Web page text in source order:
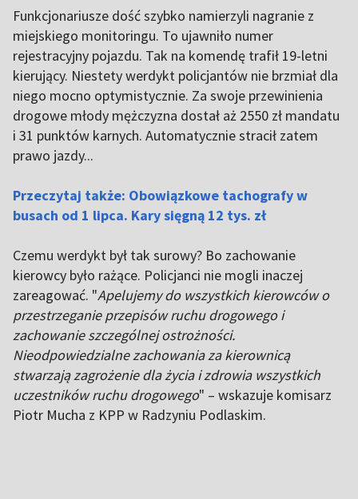
Funkcjonariusze dość szybko namierzyli nagranie z
miejskiego monitoringu. To ujawniło numer
rejestracyjny pojazdu. Tak na komendę trafił 19-letni
kierujący. Niestety werdykt policjantów nie brzmiał dla
niego mocno optymistycznie. Za swoje przewinienia
drogowe młody mężczyzna dostał aż 2550 zł mandatu
i 31 punktów karnych. Automatycznie stracił zatem
prawo jazdy...
Przeczytaj także: Obowiązkowe tachografy w
busach od 1 lipca. Kary sięgną 12 tys. zł
Czemu werdykt był tak surowy? Bo zachowanie
kierowcy było rażące. Policjanci nie mogli inaczej
zareagować. "Apelujemy do wszystkich kierowców o
przestrzeganie przepisów ruchu drogowego i
zachowanie szczególnej ostrożności.
Nieodpowiedzialne zachowania za kierownicą
stwarzają zagrożenie dla życia i zdrowia wszystkich
uczestników ruchu drogowego" – wskazuje komisarz
Piotr Mucha z KPP w Radzyniu Podlaskim.